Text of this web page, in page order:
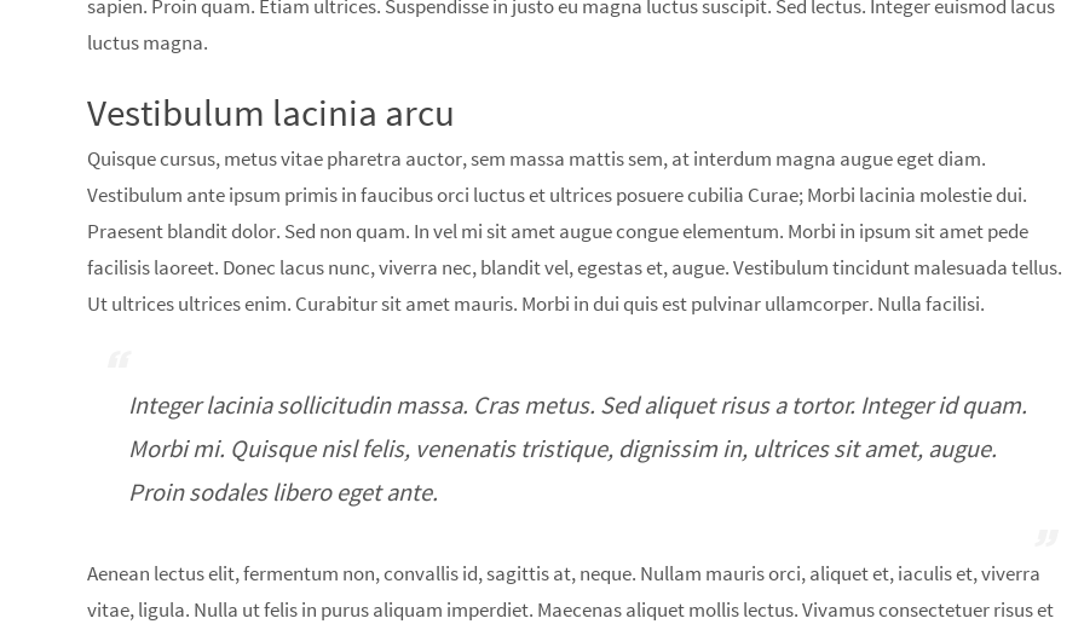
sapien. Proin quam. Etiam ultrices. Suspendisse in justo eu magna luctus suscipit. Sed lectus. Integer euismod lacus
luctus magna.
Vestibulum lacinia arcu
Quisque cursus, metus vitae pharetra auctor, sem massa mattis sem, at interdum magna augue eget diam.
Vestibulum ante ipsum primis in faucibus orci luctus et ultrices posuere cubilia Curae; Morbi lacinia molestie dui.
Praesent blandit dolor. Sed non quam. In vel mi sit amet augue congue elementum. Morbi in ipsum sit amet pede
facilisis laoreet. Donec lacus nunc, viverra nec, blandit vel, egestas et, augue. Vestibulum tincidunt malesuada tellus.
Ut ultrices ultrices enim. Curabitur sit amet mauris. Morbi in dui quis est pulvinar ullamcorper. Nulla facilisi.
Integer lacinia sollicitudin massa. Cras metus. Sed aliquet risus a tortor. Integer id quam.
Morbi mi. Quisque nisl felis, venenatis tristique, dignissim in, ultrices sit amet, augue.
Proin sodales libero eget ante.
Aenean lectus elit, fermentum non, convallis id, sagittis at, neque. Nullam mauris orci, aliquet et, iaculis et, viverra
vitae, ligula. Nulla ut felis in purus aliquam imperdiet. Maecenas aliquet mollis lectus. Vivamus consectetuer risus et